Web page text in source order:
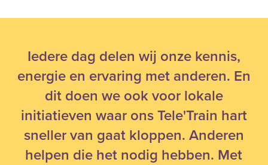
Iedere dag delen wij onze kennis,
energie en ervaring met anderen. En
dit doen we ook voor lokale
initiatieven waar ons Tele'Train hart
sneller van gaat kloppen. Anderen
helpen die het nodig hebben. Met